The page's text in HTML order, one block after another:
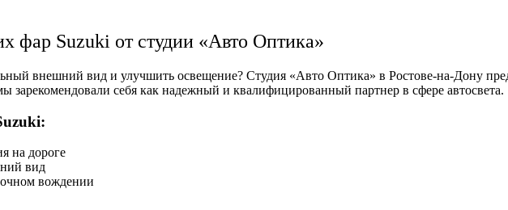
фар Suzuki от студии «Авто Оптика»
внешний вид и улучшить освещение? Студия «Авто Оптика» в Ростове-на-Дону
зарекомендовали себя как надежный и квалифицированный партнер в сфере автосвета.
на дороге
вид
вождении